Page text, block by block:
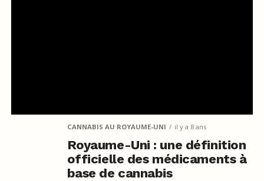
CANNABIS AU ROYAUME-UNI il y a 8 ans
Royaume-Uni : une définition
officielle des médicaments à
base de cannabis